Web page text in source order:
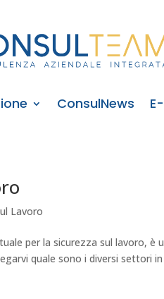
ConsulNews
Lavoro
per la sicurezza sul lavoro, è
quale sono i diversi settori